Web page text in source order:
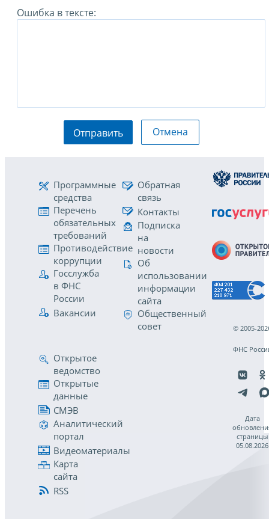
Ошибка в тексте:
Отправить Отмена
Программные
средства
Перечень
обязательных
требований
Противодействие
коррупции
Госслужба
в ФНС
России
Вакансии
Обратная
связь
Контакты
Подписка
на
новости
Об
использовании
информации
сайта
Общественный
совет
Открытое
ведомство
Открытые
данные
СМЭВ
Аналитический
портал
Видеоматериалы
Карта
сайта
RSS
© 2005-
ФНС
Дата
страницы
05.08.2026